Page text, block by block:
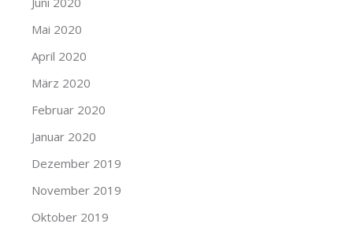
Mai 2020
April 2020
März 2020
Februar 2020
Januar 2020
Dezember 2019
November 2019
Oktober 2019